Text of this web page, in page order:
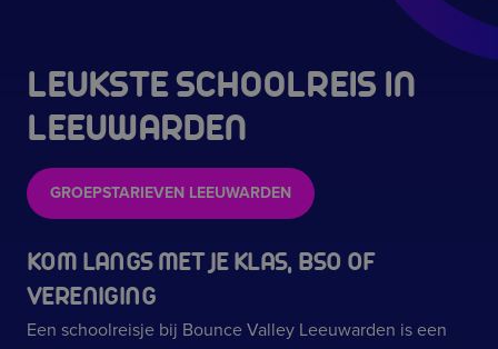
LEUKSTE SCHOOLREIS IN
LEEUWARDEN
GROEPSTARIEVEN LEEUWARDEN
KOM LANGS MET JE KLAS, BSO OF
VERENIGING
Een schoolreisje bij Bounce Valley Leeuwarden is een